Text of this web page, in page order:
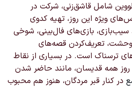
شامل قاشق‌زنی، شرکت در
ویژه این روز، تهیه کدوی
بازی‌های فال‌بینی، شوخی
وحشت، تعریف‌کردن قصه‌های
ترسناک است. در بسیاری از نقاط
همه قدیسان، مانند حاضر شدن
در کنار قبر مردگان، هنوز هم محبوب